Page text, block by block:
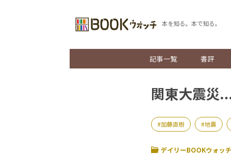
本を知る。本で知る。
記事一覧 書評
関東大震災
加藤直樹 地震
デイリーBOOKウォッチ